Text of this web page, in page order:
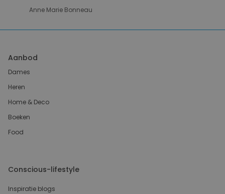
Anne Marie Bonneau
Aanbod
Dames
Heren
Home & Deco
Boeken
Food
Conscious-lifestyle
Inspiratie blogs